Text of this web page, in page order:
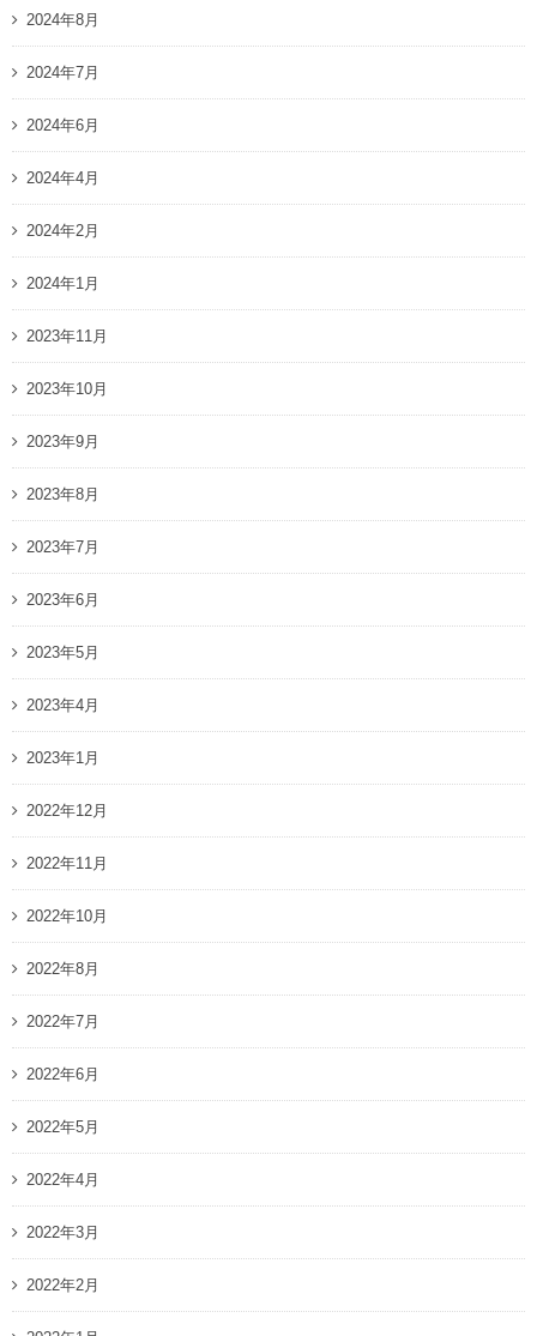
2024年8月
2024年7月
2024年6月
2024年4月
2024年2月
2024年1月
2023年11月
2023年10月
2023年9月
2023年8月
2023年7月
2023年6月
2023年5月
2023年4月
2023年1月
2022年12月
2022年11月
2022年10月
2022年8月
2022年7月
2022年6月
2022年5月
2022年4月
2022年3月
2022年2月